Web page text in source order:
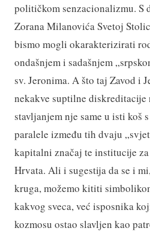
političkom senzacionalizmu. S
Zorana Milanovića Svetoj
bismo mogli okarakterizirati
ondašnjem i sadašnjem
sv. Jeronima. A što taj Zavod i
nekakve suptilne diskreditacije
stavljanjem nje same u isti koš
paralele između tih dvaju
kapitalni značaj te institucije
Hrvata. Ali i sugestija da se i
kruga, možemo kititi
kakvog sveca, već isposnika
kozmosu ostao slavljen kao